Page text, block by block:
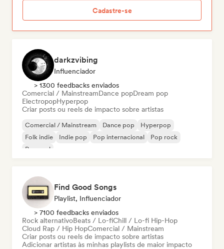
Cadastre-se
darkzvibing
Influenciador
> 1300 feedbacks enviados
Comercial / MainstreamDance popDream pop
ElectropopHyperpop
Criar posts ou reels de impacto sobre artistas
Comercial / Mainstream Dance pop
Hyperpop
Folk indie
Indie pop Pop internacional
Pop rock
Pop soul
Find Good Songs
Playlist, Influenciador
> 7100 feedbacks enviados
Rock alternativoBeats / Lo-fiChill / Lo-fi Hip-Hop
Cloud Rap / Hip HopComercial / Mainstream
Criar posts ou reels de impacto sobre artistas
Adicionar artistas às minhas playlists de maior impacto